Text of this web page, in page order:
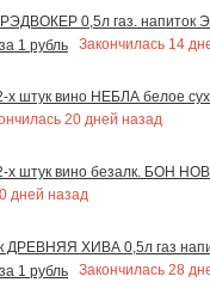
0,5л газ. напиток
1 рубль
Закончилась 14
х штук вино НЕБЛА белое
20 дней назад
х штук вино безалк. БОН
дней назад
ДРЕВНЯЯ ХИВА 0,5л газ
1 рубль
Закончилась 28